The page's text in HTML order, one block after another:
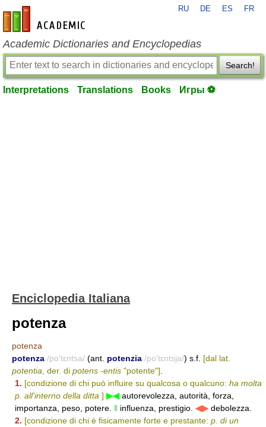
en-academic.com
RU DE ES FR
Academic Dictionaries and Encyclopedias
Search!
Interpretations Translations Books Игры ⚽
Enciclopedia Italiana
potenza
potenza
potenza /po'tɛntsa/ (ant. potenzia /po'tɛntsja/) s.f. [dal lat.
potentia , der. di potens -entis "potente"]
1. [condizione di chi può influire su qualcosa o qualcuno: ha molta
p. all'interno della ditta ] ▶◀autorevolezza, autorità, forza,
importanza, peso, potere. ‖ influenza, prestigio. ◀▶debolezza.
2. [condizione di chi è fisicamente forte e prestante: p. di un